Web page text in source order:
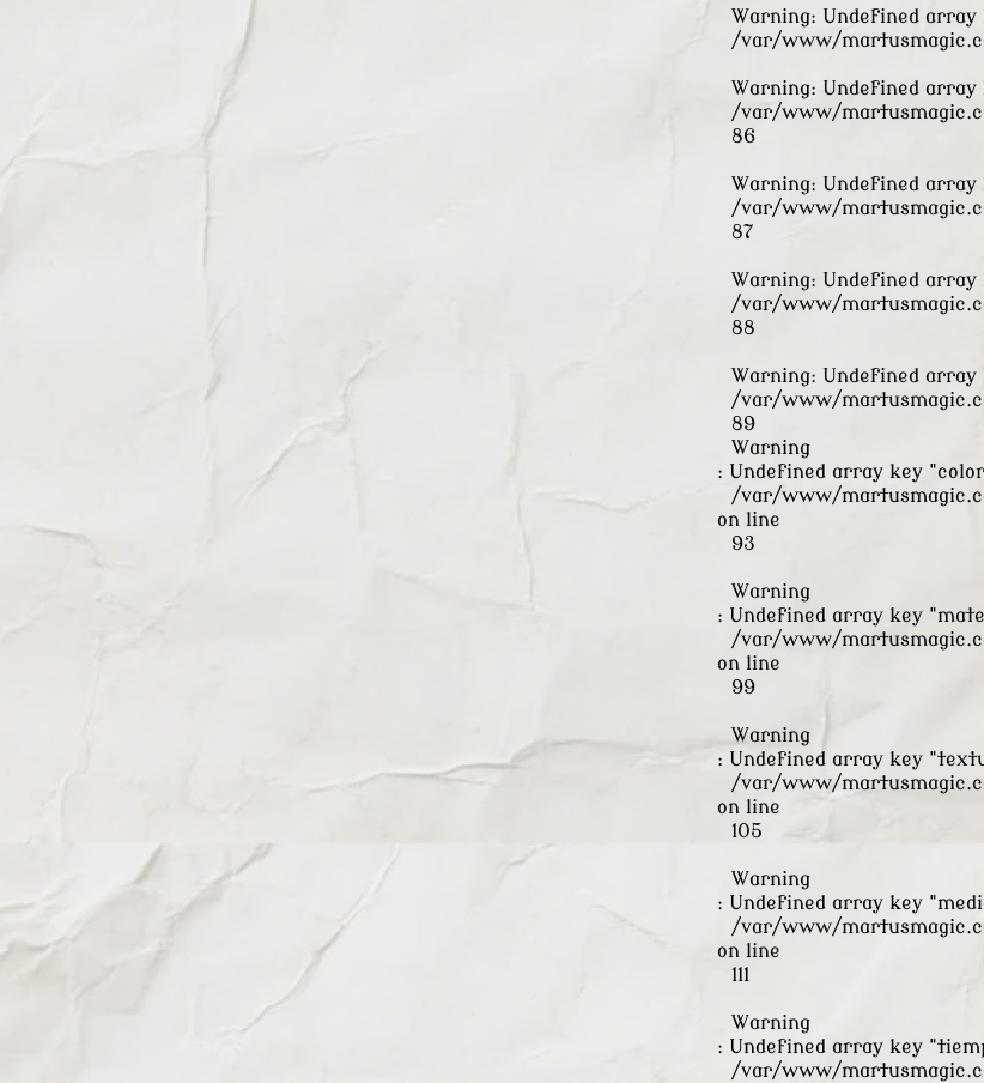
Warning: Undefined
/var/www/
Warning: Undefined
/var/www/
86
Warning: Undefined
/var/www/
87
Warning: Undefined array
/var/www/
88
Warning: Undefined
/var/www/
89
Warning
: Undefined array key
/var/www/
on line
93
Warning
: Undefined array key
/var/www/
on line
99
Warning
: Undefined array key
/var/www/
on line
105
Warning
: Undefined array key
/var/www/
on line
111
Warning
: Undefined array key
/var/www/